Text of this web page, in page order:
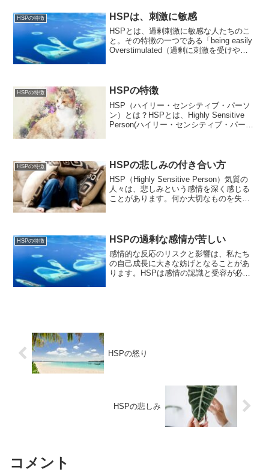
HSPの特徴 HSPは、刺激に敏感
HSPとは、過剰刺激に敏感な人たちのこ
と。その特徴の一つである「being easily
Overstimulated（過剰に刺激を受けやす
HSPの特徴 HSPの特徴
HSP（ハイリー・センシティブ・パーソ
ン）とは？HSPとは、Highly Sensitive
Person(ハイリー・センシティブ・パーソ
HSPの特徴 HSPの悲しみの付き合い方
HSP（Highly Sensitive Person）気質の
人々は、悲しみという感情を深く感じる
ことがあります。何か大切なものを失っ
HSPの特徴 HSPの過剰な感情が苦しい
感情的な反応のリスクと影響は、私たち
の自己成長に大きな妨げとなることがあ
ります。HSPは感情の認識と受容が必要
HSPの怒り
HSPの悲しみ
コメント